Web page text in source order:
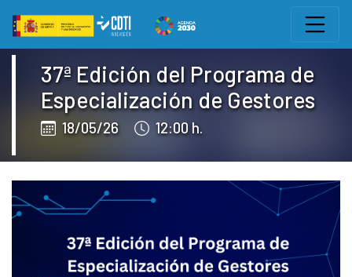
Eventos CDTI
37ª Edición del Programa de
Especialización de Gestores
18/05/26 12:00 h.